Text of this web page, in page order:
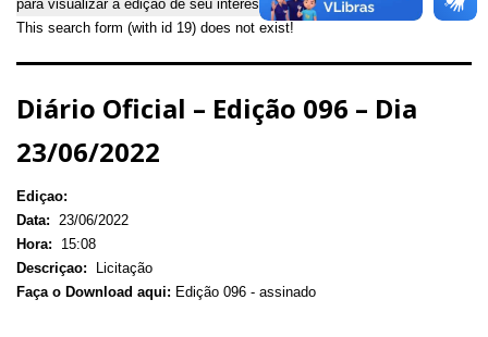
para visualizar a edição de seu interesse.
This search form (with id 19) does not exist!
Diário Oficial – Edição 096 – Dia
23/06/2022
Ediçao:
Data:
23/06/2022
Hora:
15:08
Descriçao:
Licitação
Faça o Download aqui: Edição 096 - assinado